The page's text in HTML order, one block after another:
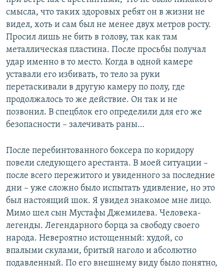
смысла, что таких здоровых ребят он в жизни не
видел, хоть и сам был не менее двух метров росту.
Просил лишь не бить в голову, так как там
металлическая пластина. После просьбы получал
удар именно в то место. Когда в одной камере
уставали его избивать, то тело за руки
перетаскивали в другую камеру по полу, где
продолжалось то же действие. Он так и не
позвонил. В спецблок его определили для его же
безопасности – залечивать раны…
После перебинтованного боксера по коридору
повели следующего арестанта. В моей ситуации –
после всего пережитого и увиденного за последние
дни – уже сложно было испытать удивление, но это
был настоящий шок. Я увидел знакомое мне лицо.
Мимо шел сын Мустафы Джемилева. Человека-
легенды. Легендарного борца за свободу своего
народа. Невероятно истощенный: худой, со
впалыми скулами, бритый наголо и абсолютно
подавленный. По его внешнему виду было понятно,